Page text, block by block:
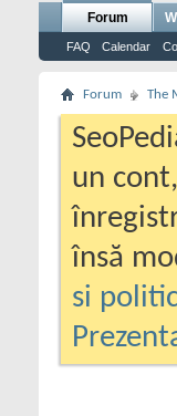
Forum
FAQ Calendar
Forum The
un
însă
si